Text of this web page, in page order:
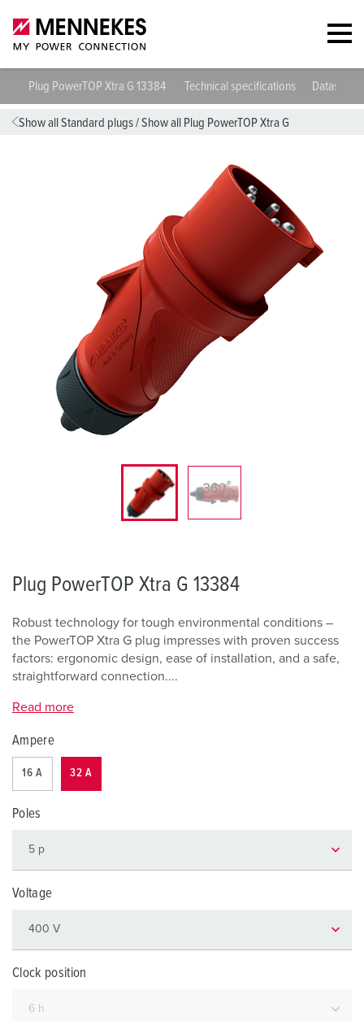
Plug PowerTOP Xtra G 13384 Technical specifications
Show all Standard plugs/Show all Plug PowerTOP Xtra G
Plug PowerTOP Xtra G 13384
Robust technology for tough environmental conditions –
the PowerTOP Xtra G plug impresses with proven success
factors: ergonomic design, ease of installation, and a safe,
straightforward connection....
Read more
Ampere
16 A 32 A
Poles
Voltage
Clock position